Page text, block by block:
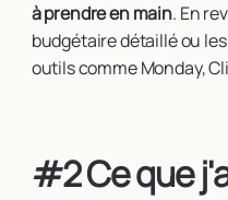
à prendre en main. En
budgétaire détaillé ou
outils comme Monday,
#2 Ce que